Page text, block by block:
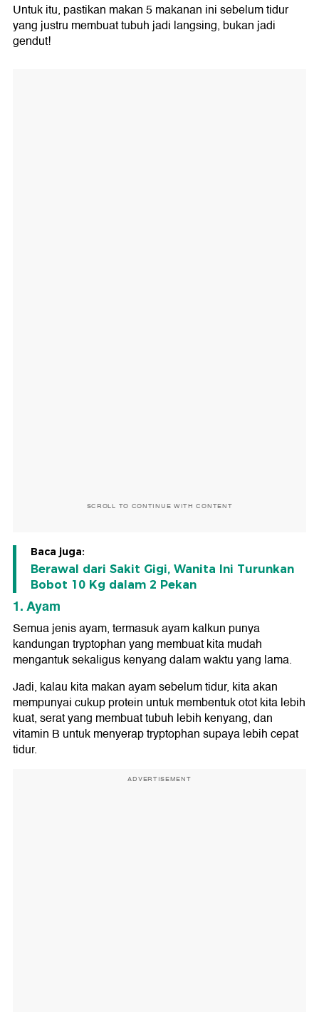
Untuk itu, pastikan makan 5 makanan ini sebelum tidur
yang justru membuat tubuh jadi langsing, bukan jadi
gendut!
SCROLL TO CONTINUE WITH CONTENT
Baca juga:
Berawal dari Sakit Gigi, Wanita Ini Turunkan
Bobot 10 Kg dalam 2 Pekan
1. Ayam
Semua jenis ayam, termasuk ayam kalkun punya
kandungan tryptophan yang membuat kita mudah
mengantuk sekaligus kenyang dalam waktu yang lama.
Jadi, kalau kita makan ayam sebelum tidur, kita akan
mempunyai cukup protein untuk membentuk otot kita lebih
kuat, serat yang membuat tubuh lebih kenyang, dan
vitamin B untuk menyerap tryptophan supaya lebih cepat
tidur.
ADVERTISEMENT